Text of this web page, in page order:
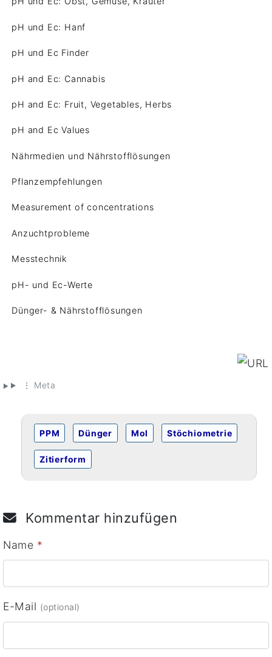
pH und Ec: Hanf
pH und Ec Finder
pH and Ec: Cannabis
pH and Ec: Fruit, Vegetables, Herbs
pH and Ec Values
Nährmedien und Nährstofflösungen
Pflanzempfehlungen
Measurement of concentrations
Anzuchtprobleme
Messtechnik
pH- und Ec-Werte
Dünger- & Nährstofflösungen
⋮ Meta
PPM Dünger Mol Stöchiometrie
Zitierform
Kommentar hinzufügen
Name *
E-Mail (optional)